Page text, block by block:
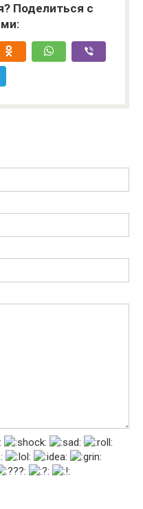
Поделиться с